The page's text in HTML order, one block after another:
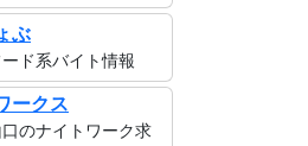
ぶ
ド系バイト情報
ークス
のナイトワーク求